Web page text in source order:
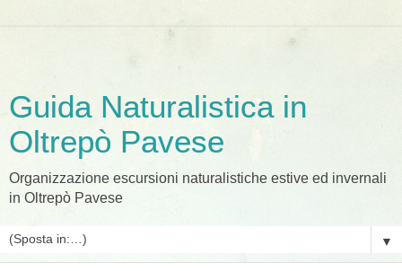
Guida Naturalistica in
Oltrepò Pavese
Organizzazione escursioni naturalistiche estive ed invernali
in Oltrepò Pavese
▼